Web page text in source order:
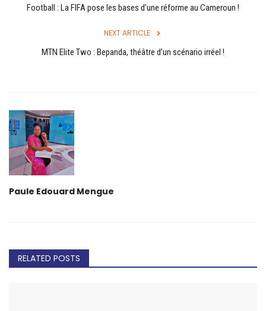
English
Football : La FIFA pose les bases d’une réforme au Cameroun !
NEXT ARTICLE
MTN Elite Two : Bepanda, théâtre d’un scénario irréel !
Paule Edouard Mengue
RELATED POSTS